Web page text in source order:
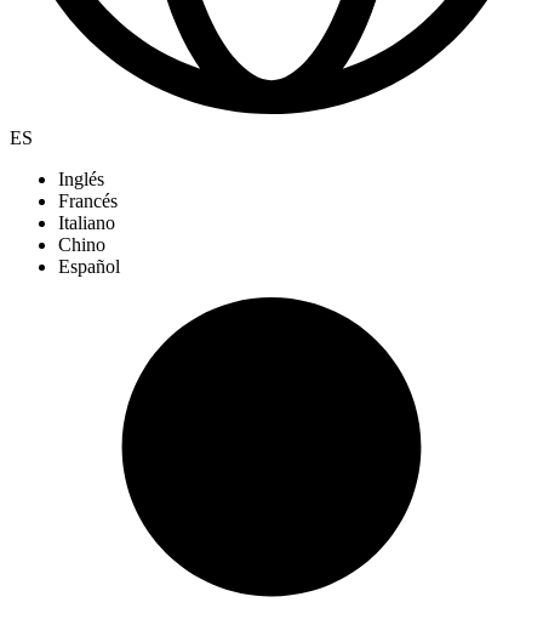
ES
Inglés
Francés
Italiano
Chino
Español